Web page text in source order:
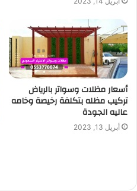
أسعار مظلات وسواتر بالرياض
تركيب مظله بتكلفة رخيصة وخامه
عاليه الجودة
أبريل 13, 2023